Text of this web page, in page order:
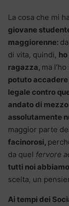
La cosa che mi
giovane
maggiorenne:
di vita, quindi,
ragazza, ma
potuto
legale contro
andato di
assolutamente
maggior parte
facinorosi,
da quel fervore
tutti noi
scelta, un
Ai tempi dei